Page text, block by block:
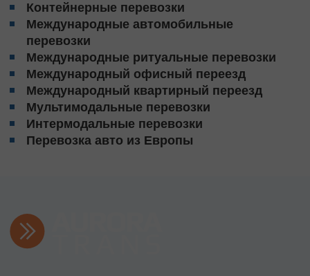
Контейнерные перевозки
Международные автомобильные
перевозки
Международные ритуальные перевозки
Международный офисный переезд
Международный квартирный переезд
Мультимодальные перевозки
Интермодальные перевозки
Перевозка авто из Европы